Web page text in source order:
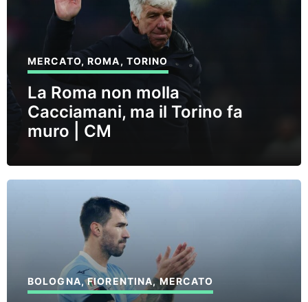
MERCATO,ROMA, TORINO
La Roma non molla
Cacciamani, ma il Torino fa
muro | CM
BOLOGNA,FIORENTINA,MERCATO